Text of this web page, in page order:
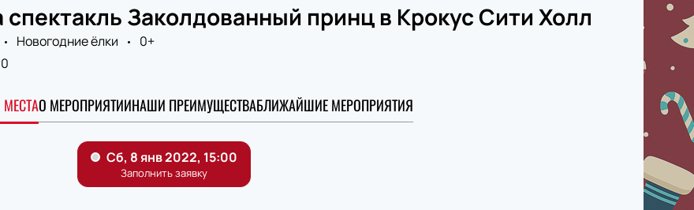
спектакль Заколдованный принц в Крокус Сити Холл
Новогодние ёлки
0+
О МЕРОПРИЯТИИНАШИ ПРЕИМУЩЕСТВАБЛИЖАЙШИЕ МЕРОПРИЯТИЯ